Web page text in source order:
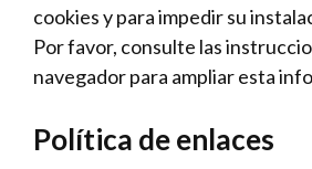
cookies y para impedir su
Por favor, consulte las
navegador para ampliar esta
Política de enlaces